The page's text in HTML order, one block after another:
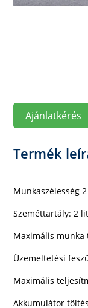
Ajánlatkérés
Termék
Munkaszélesség
Szeméttartály: 2
Maximális munka
Üzemeltetési
Maximális
Akkumulátor